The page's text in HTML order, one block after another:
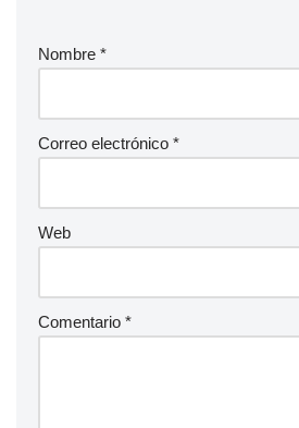
Nombre *
Correo electrónico *
Web
Comentario *